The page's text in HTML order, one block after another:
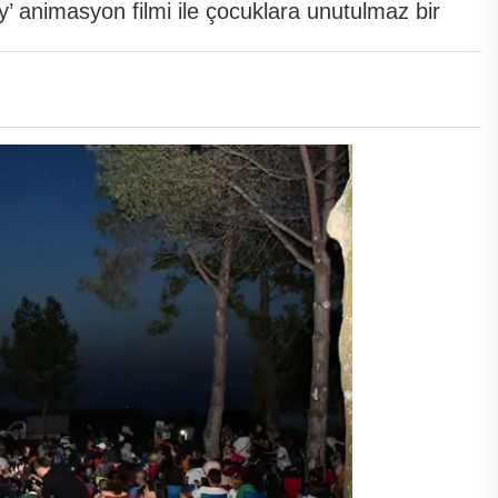
animasyon filmi ile çocuklara unutulmaz bir